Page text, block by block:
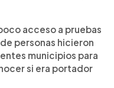
acceso a pruebas
personas hicieron
municipios para
si era portador